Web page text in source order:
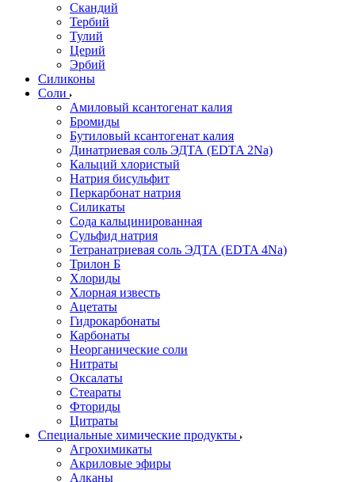
Скандий
Тербий
Тулий
Церий
Эрбий
Силиконы
Соли
Амиловый ксантогенат калия
Бромиды
Бутиловый ксантогенат калия
Динатриевая соль ЭДТА (EDTA 2Na)
Кальций хлористый
Натрия бисульфит
Перкарбонат натрия
Силикаты
Сода кальцинированная
Сульфид натрия
Тетранатриевая соль ЭДТА (EDTA 4Na)
Трилон Б
Хлориды
Хлорная известь
Ацетаты
Гидрокарбонаты
Карбонаты
Неорганические соли
Нитраты
Оксалаты
Стеараты
Фториды
Цитраты
Специальные химические продукты
Агрохимикаты
Акриловые эфиры
Алканы